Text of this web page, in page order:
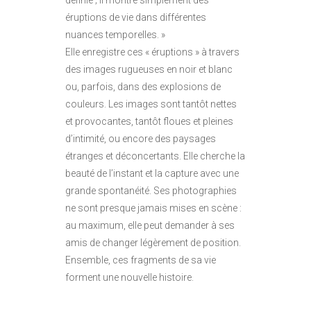
éruptions de vie dans différentes
nuances temporelles. »
Elle enregistre ces « éruptions » à travers
des images rugueuses en noir et blanc
ou, parfois, dans des explosions de
couleurs. Les images sont tantôt nettes
et provocantes, tantôt floues et pleines
d’intimité, ou encore des paysages
étranges et déconcertants. Elle cherche la
beauté de l’instant et la capture avec une
grande spontanéité. Ses photographies
ne sont presque jamais mises en scène :
au maximum, elle peut demander à ses
amis de changer légèrement de position.
Ensemble, ces fragments de sa vie
forment une nouvelle histoire.